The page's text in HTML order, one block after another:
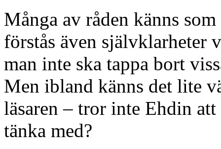
Många av råden känns
förstås även självklarheter
man inte ska tappa bort
Men ibland känns det lite
läsaren – tror inte Ehdin
tänka med?